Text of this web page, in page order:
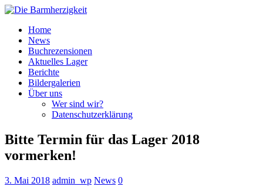
Home
News
Buchrezensionen
Aktuelles Lager
Berichte
Bildergalerien
Über uns
Wer sind wir?
Datenschutzerklärung
Bitte Termin für das Lager 2018
vormerken!
3. Mai 2018 admin_wp News 0